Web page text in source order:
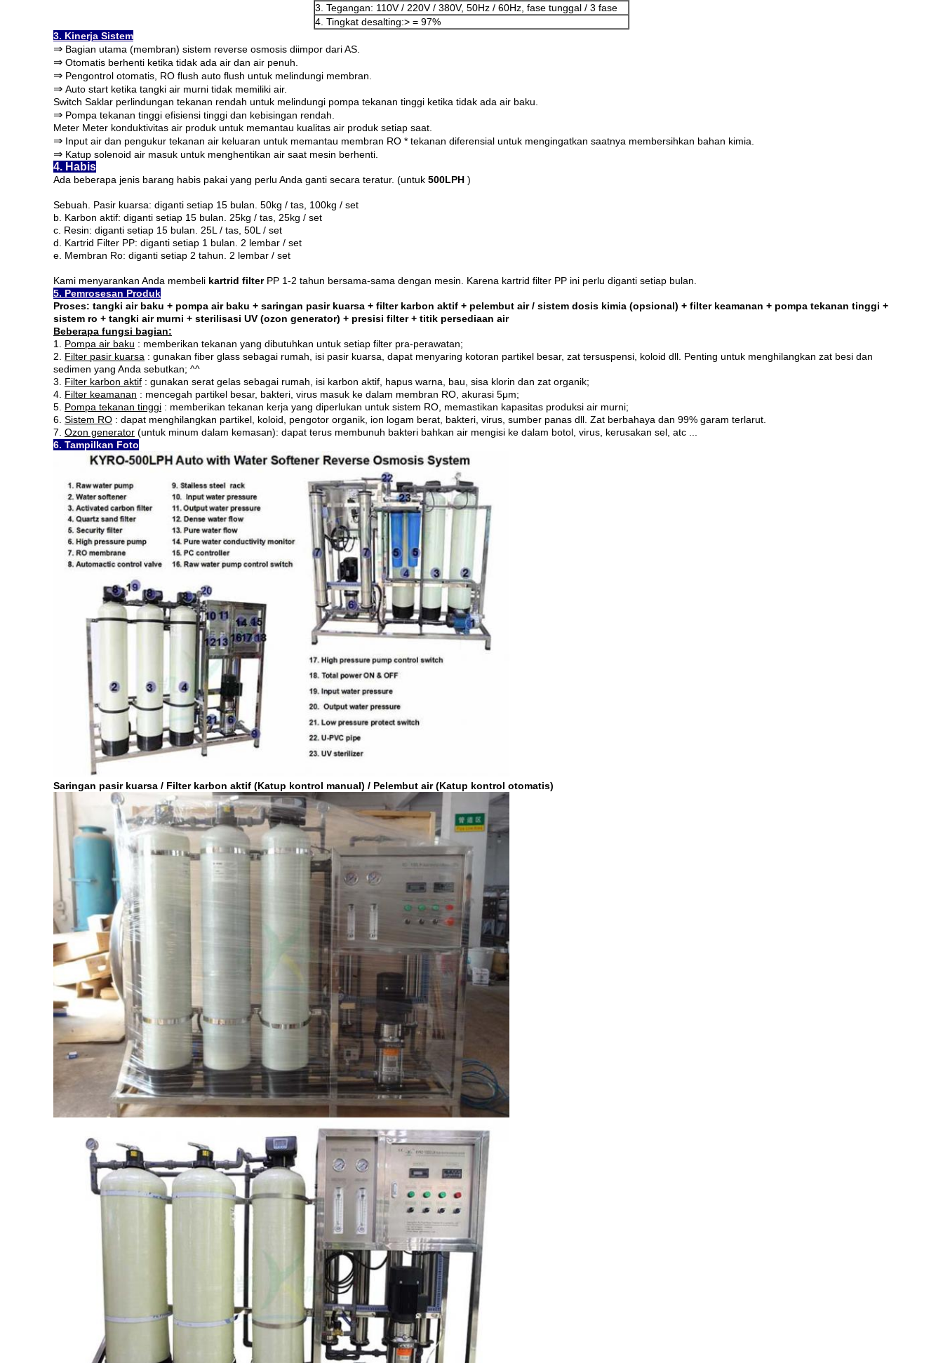
3. Tegangan: 110V / 220V / 380V, 50Hz / 60Hz, fase tunggal / 3 fase
4. Tingkat desalting:> = 97%
3. Kinerja Sistem
⇒ Bagian utama (membran) sistem reverse osmosis diimpor dari AS.
⇒ Otomatis berhenti ketika tidak ada air dan air penuh.
⇒ Pengontrol otomatis, RO flush auto flush untuk melindungi membran.
⇒ Auto start ketika tangki air murni tidak memiliki air.
Switch Saklar perlindungan tekanan rendah untuk melindungi pompa tekanan tinggi ketika tidak ada air baku.
⇒ Pompa tekanan tinggi efisiensi tinggi dan kebisingan rendah.
Meter Meter konduktivitas air produk untuk memantau kualitas air produk setiap saat.
⇒ Input air dan pengukur tekanan air keluaran untuk memantau membran RO * tekanan diferensial untuk mengingatkan saatnya membersihkan bahan kimia.
⇒ Katup solenoid air masuk untuk menghentikan air saat mesin berhenti.
4. Habis
Ada beberapa jenis barang habis pakai yang perlu Anda ganti secara teratur. (untuk 500LPH )
Sebuah. Pasir kuarsa: diganti setiap 15 bulan. 50kg / tas, 100kg / set
b. Karbon aktif: diganti setiap 15 bulan.
25kg / tas, 25kg / set
c. Resin: diganti setiap 15 bulan.
25L / tas, 50L / set
d.
Kartrid Filter PP: diganti setiap 1 bulan.
2 lembar / set
e. Membran Ro: diganti setiap 2 tahun. 2 lembar / set
Kami menyarankan Anda membeli kartrid filterPP 1-2 tahun bersama-sama dengan mesin.
Karena kartrid filter PP ini perlu diganti setiap bulan.
5. Pemrosesan Produk
Proses: tangki air baku + pompa air baku + saringan pasir kuarsa + filter karbon aktif + pelembut air / sistem dosis kimia (opsional) + filter keamanan + pompa tekanan tinggi +
sistem ro + tangki air murni + sterilisasi UV (ozon generator) + presisi filter + titik persediaan air
Beberapa fungsi bagian:
1. Pompa air baku : memberikan tekanan yang dibutuhkan untuk setiap filter pra-perawatan;
2. Filter pasir kuarsa : gunakan fiber glass sebagai rumah, isi pasir kuarsa, dapat menyaring kotoran partikel besar, zat tersuspensi, koloid dll. Penting untuk menghilangkan zat besi dan
sedimen yang Anda sebutkan; ^^
3. Filter karbon aktif : gunakan serat gelas sebagai rumah, isi karbon aktif, hapus warna, bau, sisa klorin dan zat organik;
4. Filter keamanan : mencegah partikel besar, bakteri, virus masuk ke dalam membran RO, akurasi 5μm;
5. Pompa tekanan tinggi : memberikan tekanan kerja yang diperlukan untuk sistem RO, memastikan kapasitas produksi air murni;
6. Sistem RO : dapat menghilangkan partikel, koloid, pengotor organik, ion logam berat, bakteri, virus, sumber panas dll. Zat berbahaya dan 99% garam terlarut.
7. Ozon generator (untuk minum dalam kemasan): dapat terus membunuh bakteri bahkan air mengisi ke dalam botol, virus, kerusakan sel, atc ...
6. Tampilkan Foto
Saringan pasir kuarsa / Filter karbon aktif (Katup kontrol manual) / Pelembut air (Katup kontrol otomatis)